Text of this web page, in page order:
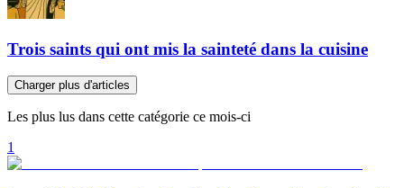
Trois saints qui ont mis la sainteté dans la cuisine
Charger plus d'articles
Les plus lus dans cette catégorie ce mois-ci
1